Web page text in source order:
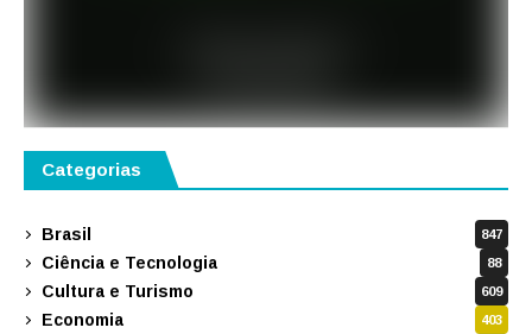
Categorias
Brasil 847
Ciência e Tecnologia 88
Cultura e Turismo 609
Economia 403